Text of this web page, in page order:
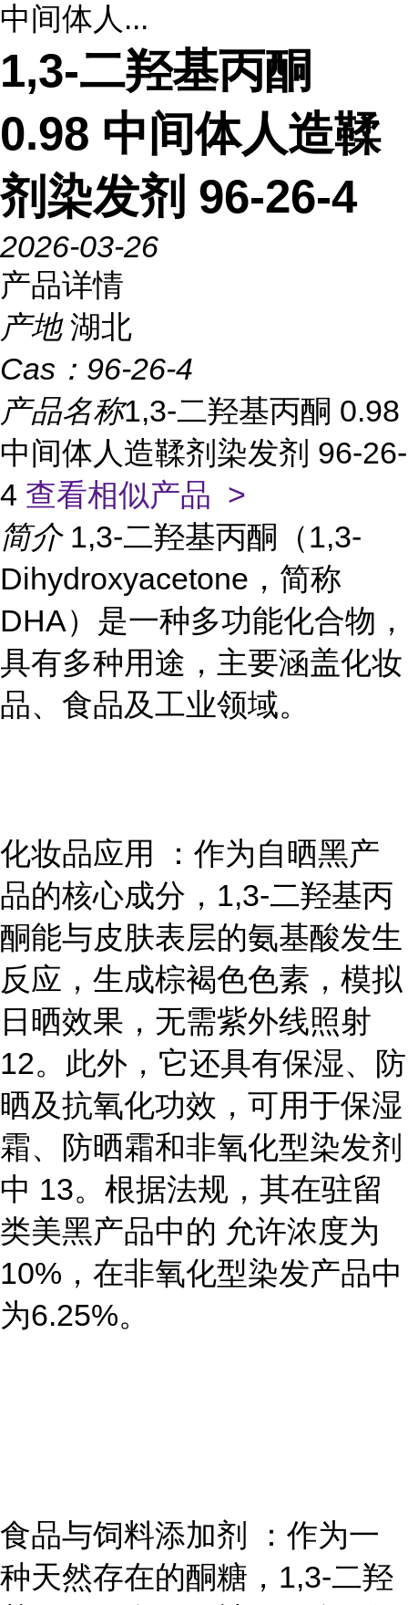
中间体人...
1,3-二羟基丙酮
0.98 中间体人造鞣
剂染发剂 96-26-4
2026-03-26
产品详情
产地 湖北
Cas： 96-26-4
产品名称1,3-二羟基丙酮 0.98
中间体人造鞣剂染发剂 96-26-
4 查看相似产品 >
简介 1,3-二羟基丙酮（1,3-
Dihydroxyacetone，简称
DHA）是一种多功能化合物，
具有多种用途，主要涵盖化妆
品、食品及工业领域。
化妆品应用 ：作为自晒黑产
品的核心成分，1,3-二羟基丙
酮能与皮肤表层的氨基酸发生
反应，生成棕褐色色素，模拟
日晒效果，无需紫外线照射
12。此外，它还具有保湿、防
晒及抗氧化功效，可用于保湿
霜、防晒霜和非氧化型染发剂
中 13。根据法规，其在驻留
类美黑产品中的 允许浓度为
10%，在非氧化型染发产品中
为6.25%。
食品与饲料添加剂 ：作为一
种天然存在的酮糖，1,3-二羟